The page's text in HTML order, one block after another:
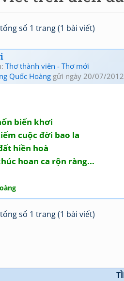
số 1 trang (1 bài viết)
Thơ thành viên - Thơ mới
Quốc Hoàng gửi ngày 20/07/
biển khơi
cuộc đời bao la
hiền hoà
hoan ca rộn ràng...
số 1 trang (1 bài viết)